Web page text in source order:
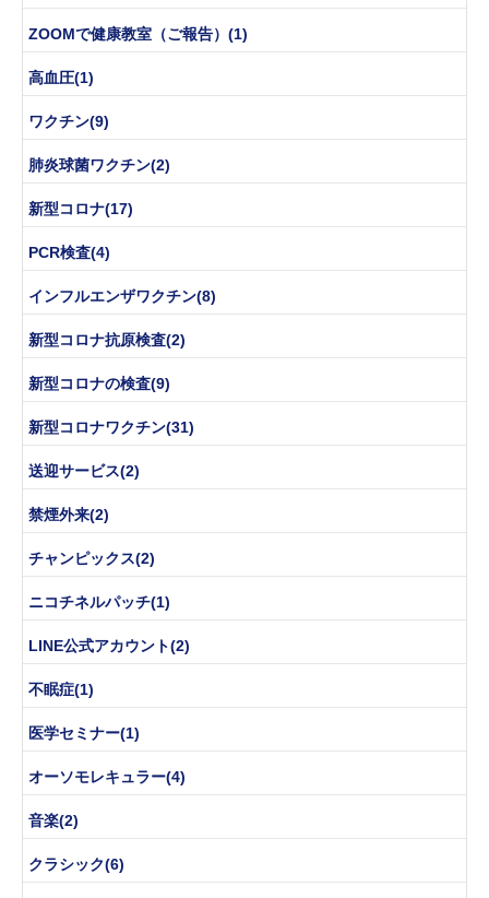
ZOOMで健康教室（ご報告）(1)
高血圧(1)
ワクチン(9)
肺炎球菌ワクチン(2)
新型コロナ(17)
PCR検査(4)
インフルエンザワクチン(8)
新型コロナ抗原検査(2)
新型コロナの検査(9)
新型コロナワクチン(31)
送迎サービス(2)
禁煙外来(2)
チャンピックス(2)
ニコチネルパッチ(1)
LINE公式アカウント(2)
不眠症(1)
医学セミナー(1)
オーソモレキュラー(4)
音楽(2)
クラシック(6)